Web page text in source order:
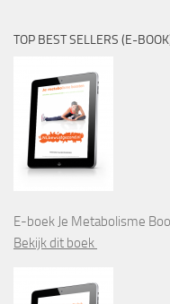
TOP BEST SELLERS (E-
E-boek Je Metabolisme
Bekijk dit boek